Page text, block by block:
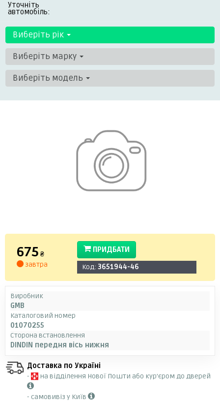
Уточніть
автомобіль:
Виберіть рік
Виберіть марку
Виберіть модель
675 ₴
завтра
ПРИДБАТИ
Код: 3651944-46
Виробник
GMB
Каталоговий номер
01070255
Сторона встановлення
DINDIN передня вісь нижня
Доставка по Україні
-
на відділення Нової Пошти або кур'єром до дверей
- самовивіз у Київ